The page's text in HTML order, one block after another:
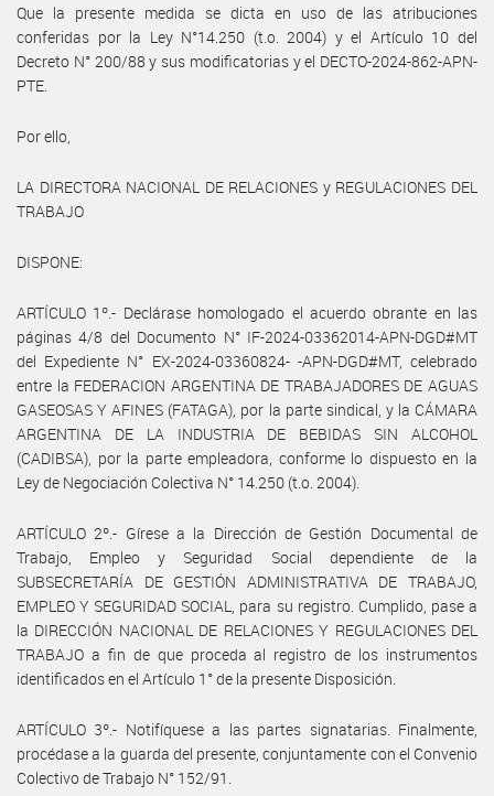
Que la presente medida se dicta en uso de las atribuciones
conferidas por la Ley N°14.250 (t.o. 2004) y el Artículo 10 del
Decreto N° 200/88 y sus modificatorias y el DECTO-2024-862-APN-
PTE.
Por ello,
LA DIRECTORA NACIONAL DE RELACIONES y REGULACIONES DEL
TRABAJO
DISPONE:
ARTÍCULO 1º.- Declárase homologado el acuerdo obrante en las
páginas 4/8 del Documento N° IF-2024-03362014-APN-DGD#MT
del Expediente N° EX-2024-03360824- -APN-DGD#MT, celebrado
entre la FEDERACION ARGENTINA DE TRABAJADORES DE AGUAS
GASEOSAS Y AFINES (FATAGA), por la parte sindical, y la CÁMARA
ARGENTINA DE LA INDUSTRIA DE BEBIDAS SIN ALCOHOL
(CADIBSA), por la parte empleadora, conforme lo dispuesto en la
Ley de Negociación Colectiva N° 14.250 (t.o. 2004).
ARTÍCULO 2º.- Gírese a la Dirección de Gestión Documental de
Trabajo, Empleo y Seguridad Social dependiente de la
SUBSECRETARÍA DE GESTIÓN ADMINISTRATIVA DE TRABAJO,
EMPLEO Y SEGURIDAD SOCIAL, para su registro. Cumplido, pase a
la DIRECCIÓN NACIONAL DE RELACIONES Y REGULACIONES DEL
TRABAJO a fin de que proceda al registro de los instrumentos
identificados en el Artículo 1° de la presente Disposición.
ARTÍCULO 3º.- Notifíquese a las partes signatarias. Finalmente,
procédase a la guarda del presente, conjuntamente con el Convenio
Colectivo de Trabajo N° 152/91.